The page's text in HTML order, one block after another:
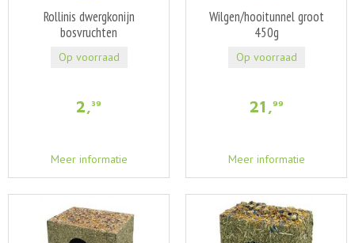
Rollinis dwergkonijn
bosvruchten
2,39
Meer informatie
Op voorraad
Wilgen/hooitunnel groot
450g
21 ,99
Meer informatie
Op voorraad